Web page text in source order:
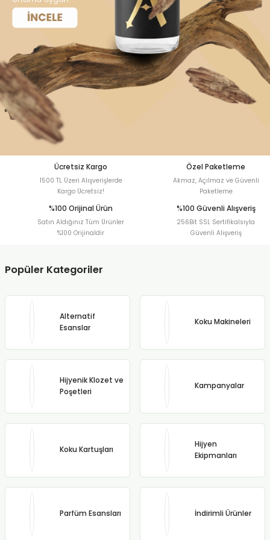
Ücretsiz Kargo
1500 TL Üzeri Alışverişlerde
Kargo Ücretsiz!
Özel Paketleme
Akmaz, Açılmaz ve Güvenli
Paketleme
%100 Orijinal Ürün
Satın Aldığınız Tüm Ürünler
%100 Orijinaldir
%100 Güvenli Alışveriş
256Bit SSL Sertifikalsıyla
Güvenli Alışveriş
Popüler Kategoriler
Alternatif
Esanslar
Koku Makineleri
Hijyenik Klozet ve
Poşetleri
Kampanyalar
Koku Kartuşları
Hijyen
Ekipmanları
Parfüm Esansları İndirimli Ürünler